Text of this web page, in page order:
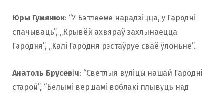
Юры Гумянюк: “У Бэтлееме нарадзіцца, у Гародні
спачываць”, „Крывёй ахвяраў захлынаецца
Гародня”, „Калі Гародня рэстаўруе сваё ўлоньне”.
Анатоль Брусевіч: “Светлыя вуліцы нашай Гародні
старой”, “Белымі вершамі воблакі плывуць над